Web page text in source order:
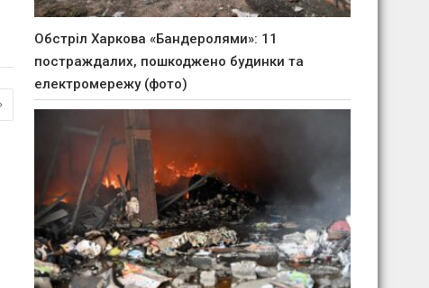
Обстріл Харкова «Бандеролями»: 11
постраждалих, пошкоджено будинки та
електромережу (фото)